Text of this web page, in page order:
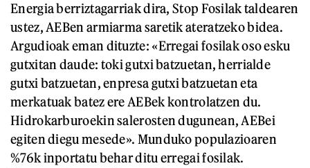
Energia berriztagarriak dira, Stop Fosilak taldearen
ustez, AEBen armiarma saretik ateratzeko bidea.
Argudioak eman dituzte: «Erregai fosilak oso esku
gutxitan daude: toki gutxi batzuetan, herrialde
gutxi batzuetan, enpresa gutxi batzuetan eta
merkatuak batez ere AEBek kontrolatzen du.
Hidrokarburoekin salerosten dugunean, AEBei
egiten diegu mesede». Munduko populazioaren
%76k inportatu behar ditu erregai fosilak.